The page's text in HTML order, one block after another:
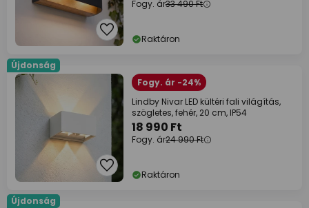
Fogy. ár33 490 Ft
Raktáron
Újdonság
Fogy. ár -24%
Lindby Nivar LED kültéri fali világítás,
szögletes, fehér, 20 cm, IP54
18 990 Ft
Fogy. ár24 990 Ft
Raktáron
Újdonság